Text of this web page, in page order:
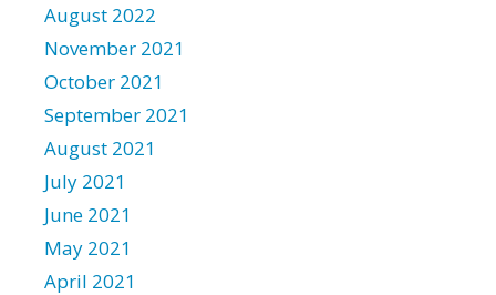
August 2022
November 2021
October 2021
September 2021
August 2021
July 2021
June 2021
May 2021
April 2021